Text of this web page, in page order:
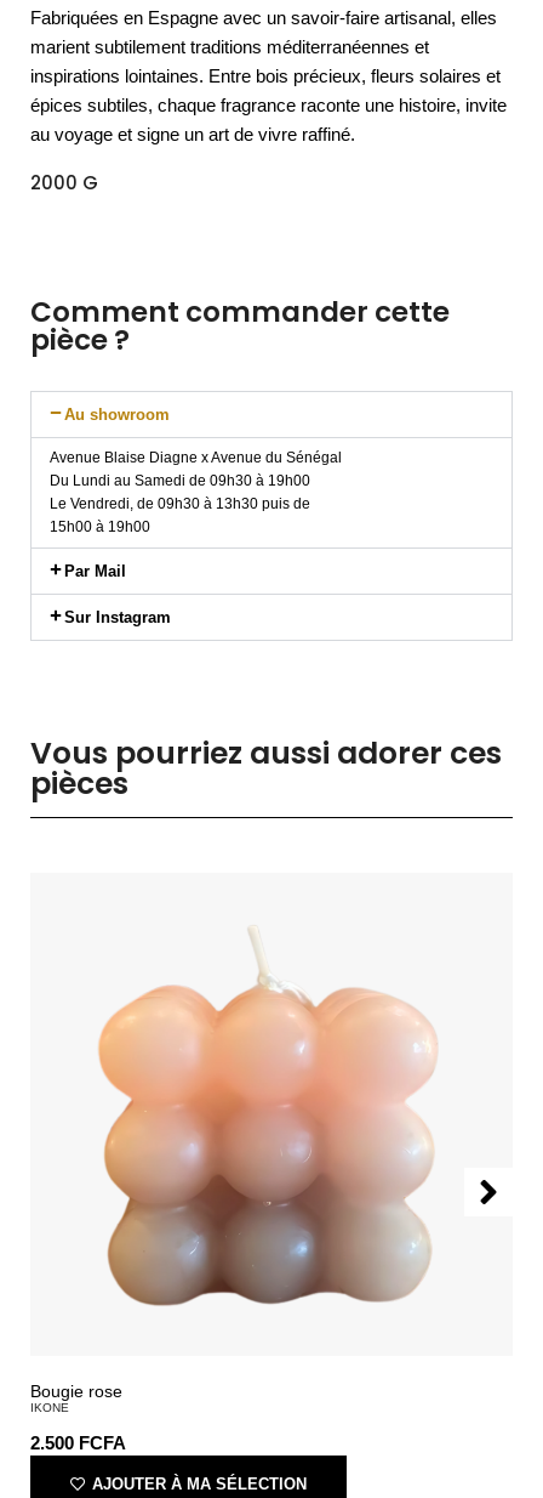
Fabriquées en Espagne avec un savoir-faire artisanal, elles
marient subtilement traditions méditerranéennes et
inspirations lointaines. Entre bois précieux, fleurs solaires et
épices subtiles, chaque fragrance raconte une histoire, invite
au voyage et signe un art de vivre raffiné.
2000 G
Comment commander cette
pièce ?
Au showroom
Avenue Blaise Diagne x Avenue du Sénégal
Du Lundi au Samedi de 09h30 à 19h00
Le Vendredi, de 09h30 à 13h30 puis de
15h00 à 19h00
Par Mail
Sur Instagram
Vous pourriez aussi adorer ces
pièces
Bougie rose
IKONE
2.500 FCFA
AJOUTER À MA SÉLECTION